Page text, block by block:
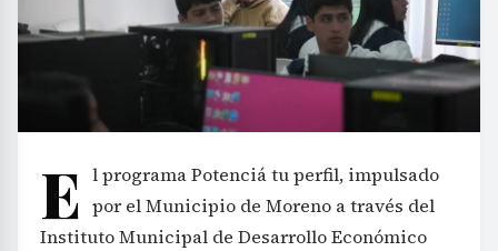
E l programa Potenciá tu perfil, impulsado
por el Municipio de Moreno a través del
Instituto Municipal de Desarrollo Económico